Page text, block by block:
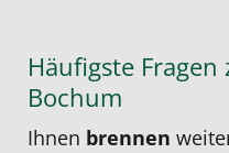
Häufigste
Bochum
Ihnen brennen